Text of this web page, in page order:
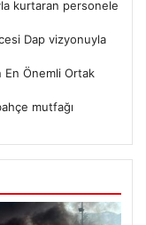
kurtaran personele
Dap vizyonuyla
En Önemli Ortak
mutfağı